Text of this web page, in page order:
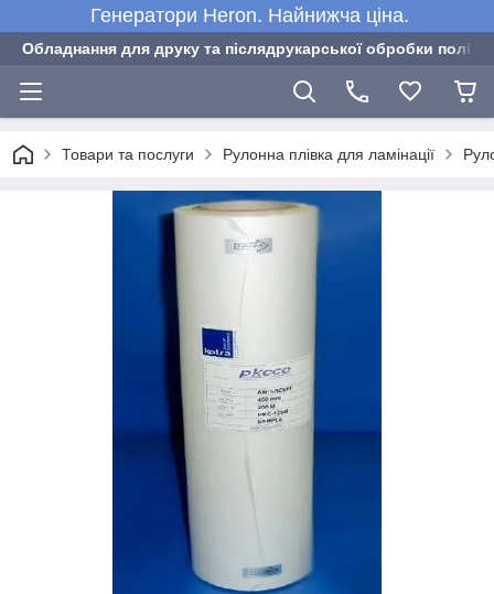
Генератори Heron. Найнижча ціна.
Обладнання для друку та післядрукарської обробки
Товари та послуги Рулонна плівка для ламінації